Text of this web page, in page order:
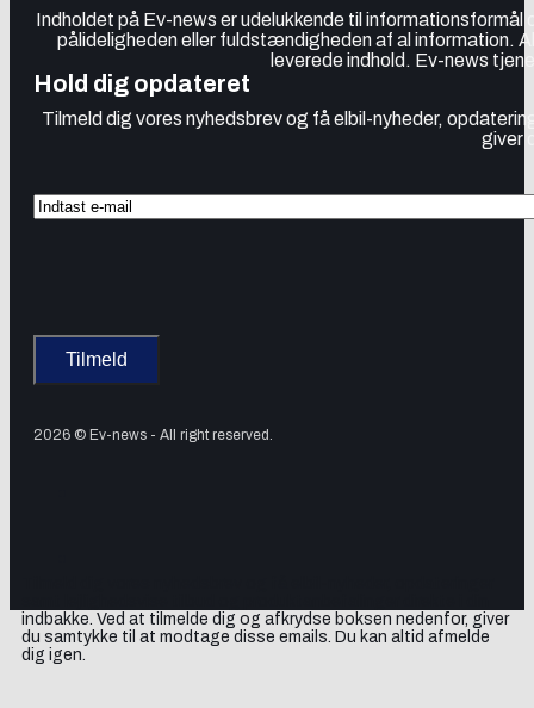
Indholdet på Ev-news er udelukkende til
pålideligheden eller fuldstændigheden af al information.
leverede indhold. Ev-news
Hold dig opdateret
Tilmeld dig vores nyhedsbrev og få elbil-nyheder,
giver
2026 © Ev-news - All right reserved.
indbakke. Ved at tilmelde dig og afkrydse boksen nedenfor, giver
du samtykke til at modtage disse emails. Du kan altid afmelde
dig igen.